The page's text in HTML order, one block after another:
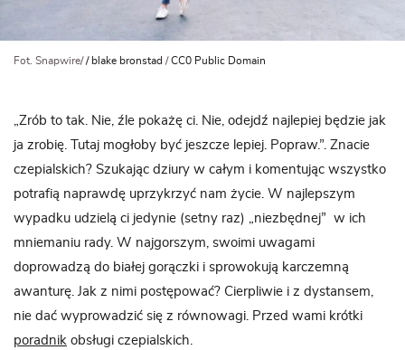
Fot. Snapwire// blake bronstad /CC0 Public Domain
„Zrób to tak. Nie, źle pokażę ci. Nie, odejdź najlepiej będzie jak
ja zrobię. Tutaj mogłoby być jeszcze lepiej. Popraw.”. Znacie
czepialskich? Szukając dziury w całym i komentując wszystko
potrafią naprawdę uprzykrzyć nam życie. W najlepszym
wypadku udzielą ci jedynie (setny raz) „niezbędnej” w ich
mniemaniu rady. W najgorszym, swoimi uwagami
doprowadzą do białej gorączki i sprowokują karczemną
awanturę. Jak z nimi postępować? Cierpliwie i z dystansem,
nie dać wyprowadzić się z równowagi. Przed wami krótki
poradnik obsługi czepialskich.